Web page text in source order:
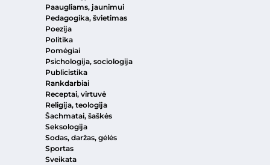
Paaugliams, jaunimui
Pedagogika, švietimas
Poezija
Politika
Pomėgiai
Psichologija, sociologija
Publicistika
Rankdarbiai
Receptai, virtuvė
Religija, teologija
Šachmatai, šaškės
Seksologija
Sodas, daržas, gėlės
Sportas
Sveikata